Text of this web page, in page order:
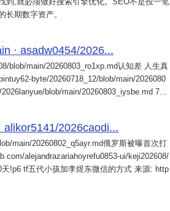
期数字资产。
· asadw0454/2026...
blob/main/20260803_ro1xp.md认知差 人生真
byte/20260718_12/blob/main/2026080
blob/main/20260803_iysbe.md 7...
alikor5141/2026caodi...
main/20260802_q5ayr.md俄罗斯被曝首次打
alejandrazariahoyrefu0853-ui/keji202608/
!p6 tf五代小孩加李煜东微信的方式 来源: http